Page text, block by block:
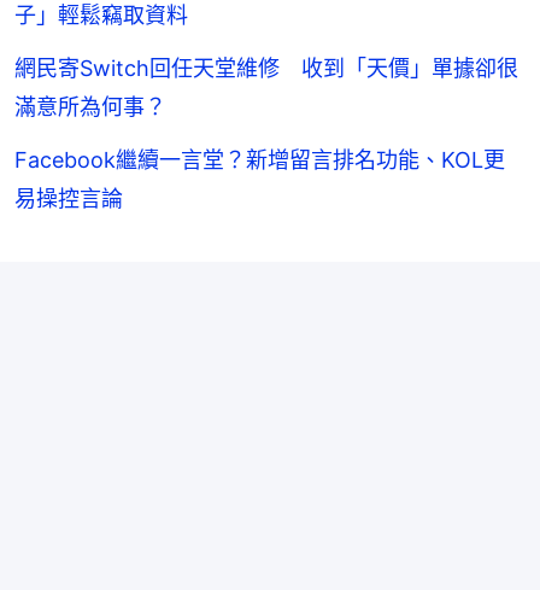
子」輕鬆竊取資料
網民寄Switch回任天堂維修 收到「天價」單據卻很
滿意所為何事？
Facebook繼續一言堂？新增留言排名功能、KOL更
易操控言論